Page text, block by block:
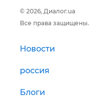
© 2026, Диалог.ua
Все права защищены.
Новости
россия
Блоги